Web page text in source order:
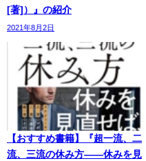
[著]）』の紹介
2021年8月2日
【おすすめ書籍】『超一流、二
流、三流の休み方――休みを見